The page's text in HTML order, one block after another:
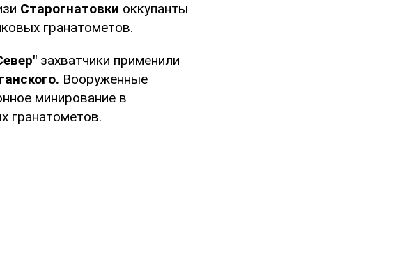
Старогнатовки оккупанты
гранатометов.
захватчики применили
Вооруженные
минирование в
гранатометов.